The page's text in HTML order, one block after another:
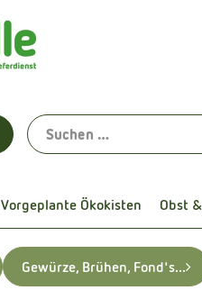
Vorgeplante Ökokisten Obst
Gewürze, Brühen, Fond's...